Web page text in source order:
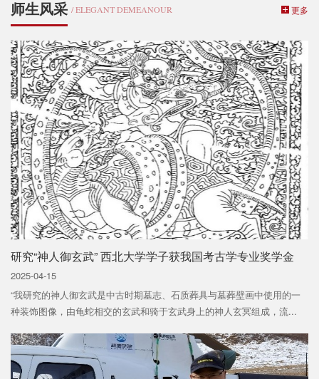
师生风采 / ELEGANT DEMEANOUR 更多
研究“神人御玄武” 西北大学学子获我国考古学专业奖学金
2025-04-15
“我研究的神人御玄武是中古时期墓志、石质葬具与墓葬壁画中使用的一
种装饰图像，由龟蛇相交的玄武和骑于玄武身上的神人玄冥组成，流...